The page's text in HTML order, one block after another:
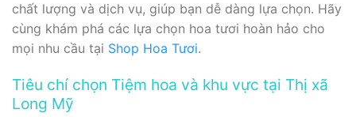
chất lượng và dịch vụ, giúp bạn dễ dàng lựa chọn. Hãy
cùng khám phá các lựa chọn hoa tươi hoàn hảo cho
mọi nhu cầu tại Shop Hoa Tươi.
Tiêu chí chọn Tiệm hoa và khu vực tại Thị xã
Long Mỹ